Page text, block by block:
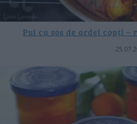
Pui cu sos de ardei copți –